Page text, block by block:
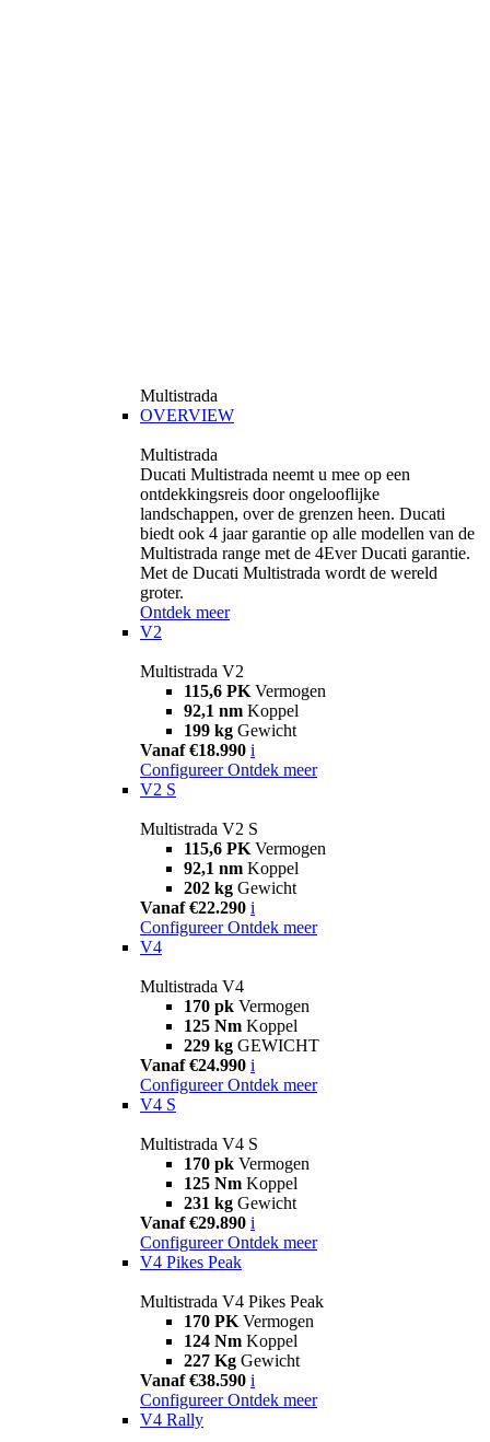
Multistrada
OVERVIEW
Multistrada
Ducati Multistrada neemt u mee op een
ontdekkingsreis door ongelooflijke
landschappen, over de grenzen heen. Ducati
biedt ook 4 jaar garantie op alle modellen van de
Multistrada range met de 4Ever Ducati garantie.
Met de Ducati Multistrada wordt de wereld
groter.
Ontdek meer
V2
Multistrada V2
115,6 PK Vermogen
92,1 nm Koppel
199 kg Gewicht
Vanaf €18.990 i
Configureer Ontdek meer
V2 S
Multistrada V2 S
115,6 PK Vermogen
92,1 nm Koppel
202 kg Gewicht
Vanaf €22.290 i
Configureer Ontdek meer
V4
Multistrada V4
170 pk Vermogen
125 Nm Koppel
229 kg GEWICHT
Vanaf €24.990 i
Configureer Ontdek meer
V4 S
Multistrada V4 S
170 pk Vermogen
125 Nm Koppel
231 kg Gewicht
Vanaf €29.890 i
Configureer Ontdek meer
V4 Pikes Peak
Multistrada V4 Pikes Peak
170 PK Vermogen
124 Nm Koppel
227 Kg Gewicht
Vanaf €38.590 i
Configureer Ontdek meer
V4 Rally